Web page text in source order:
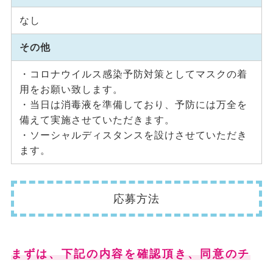
なし
その他
・コロナウイルス感染予防対策としてマスクの着
用をお願い致します。
・当日は消毒液を準備しており、予防には万全を
備えて実施させていただきます。
・ソーシャルディスタンスを設けさせていただき
ます。
応募方法
まずは、下記の内容を確認頂き、同意のチ